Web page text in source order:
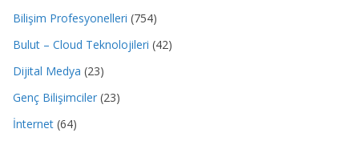
Bilişim Profesyonelleri (754)
Bulut – Cloud Teknolojileri (42)
Dijital Medya (23)
Genç Bilişimciler (23)
İnternet (64)